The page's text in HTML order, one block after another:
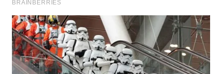
WAHANA
SELEB
WAHANA
PERSONA